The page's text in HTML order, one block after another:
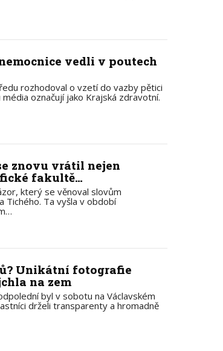
vedli v poutech
rozhodoval o vzetí do vazby pětici
označují jako Krajská zdravotní.
znovu vrátil nejen
fakultě…
který se věnoval slovům
Tichého. Ta vyšla v období
Unikátní fotografie
na zem
byl v sobotu na Václavském
drželi transparenty a hromadně